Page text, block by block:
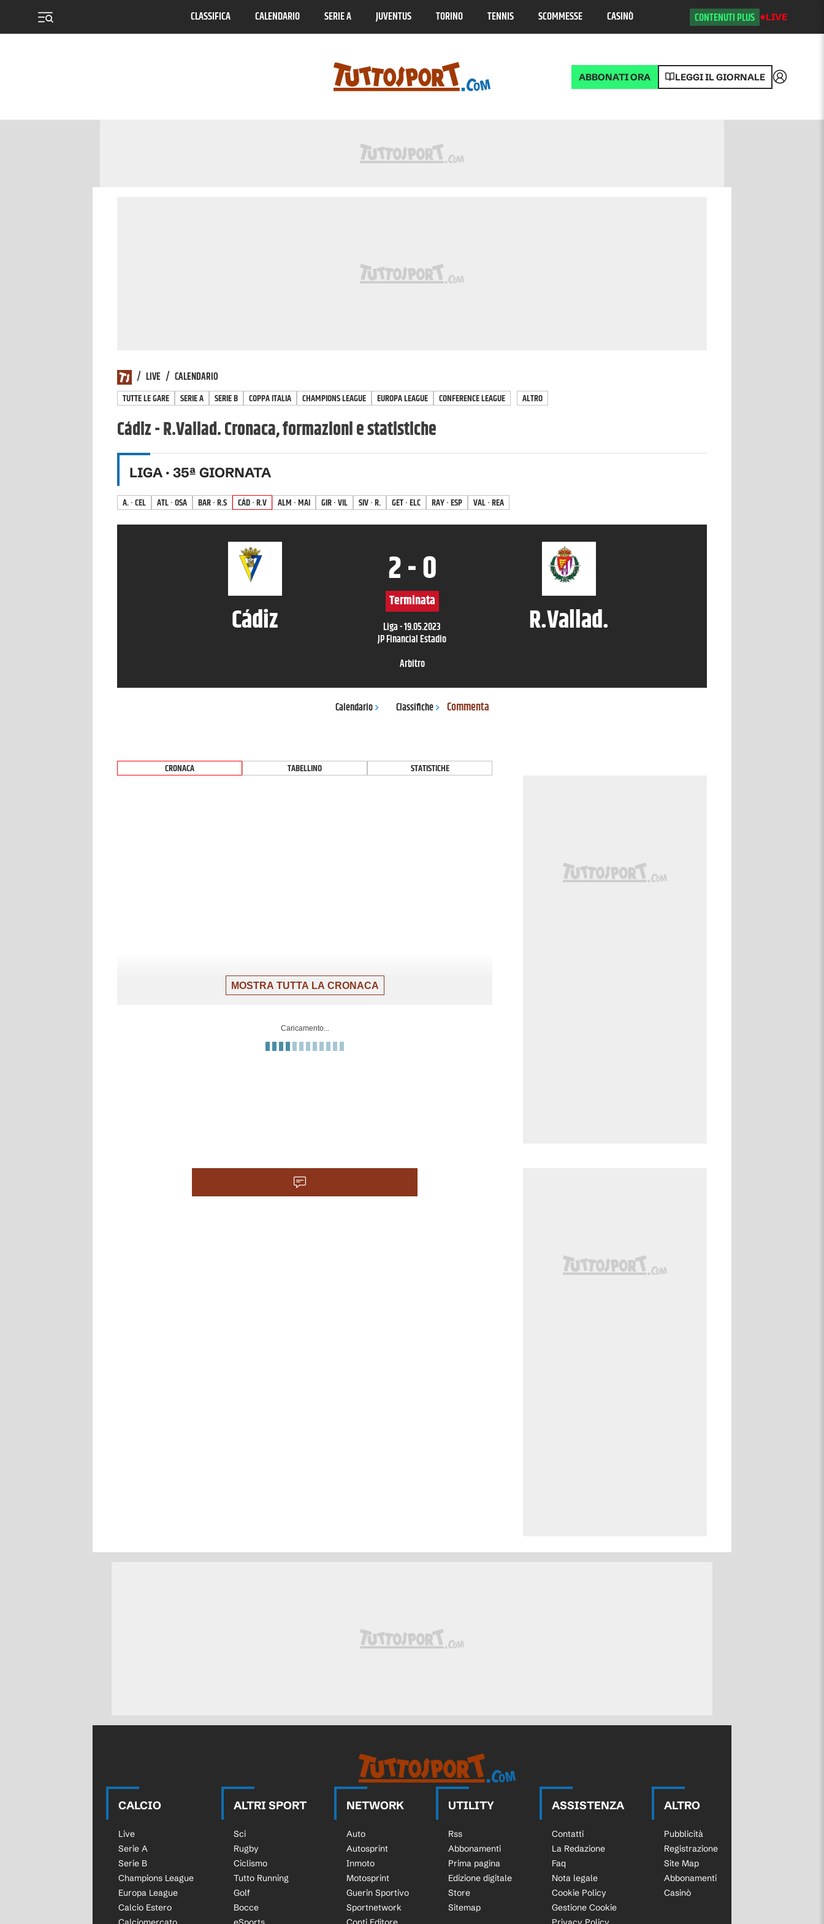
CLASSIFICA CALENDARIO SERIE A JUVENTUS TORINO TENNIS SCOMMESSE CASINÒ CONTENUTI PLUS LIVE
ABBONATI ORA LEGGI IL GIORNALE Accedi
/ LIVE / CALENDARIO
TUTTE LE GARE SERIE A SERIE B COPPA ITALIA CHAMPIONS LEAGUE EUROPA LEAGUE CONFERENCE LEAGUE ALTRO
Cádiz - R.Vallad. Cronaca, formazioni e statistiche
LIGA · 35ª GIORNATA
A. · CEL ATL · OSA BAR · R.S CÁD · R.V ALM · MAI GIR · VIL SIV · R. GET · ELC RAY · ESP VAL · REA
Cádiz R.Vallad.
2-0
Terminata
Liga-19.05.2023
JP Financial Estadio
Arbitro
Calendario Classifiche Commenta
CRONACA TABELLINO STATISTICHE
MOSTRA TUTTA LA CRONACA
Caricamento...
CALCIO
Live
Serie A
Serie B
Champions League
Europa League
Calcio Estero
ALTRI SPORT
Sci
Rugby
Ciclismo
Tutto Running
Golf
Bocce
NETWORK
Auto
Autosprint
Inmoto
Motosprint
Guerin Sportivo
Sportnetwork
UTILITY
Rss
Abbonamenti
Prima pagina
Edizione digitale
Store
Sitemap
ASSISTENZA
Contatti
La Redazione
Faq
Nota legale
Cookie Policy
Gestione Cookie
ALTRO
Pubblicità
Registrazione
Site Map
Abbonamenti
Casinò